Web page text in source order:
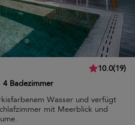
10.0(19)
4 Badezimmer
Wasser und verfügt
mit Meerblick und